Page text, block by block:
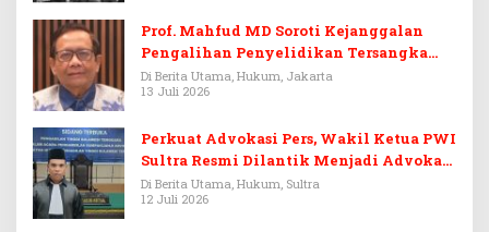
Prof. Mahfud MD Soroti Kejanggalan
Pengalihan Penyelidikan Tersangka
Febrie Adriansyah
Di Berita Utama, Hukum, Jakarta
13 Juli 2026
Perkuat Advokasi Pers, Wakil Ketua PWI
Sultra Resmi Dilantik Menjadi Advokat
PERADI
Di Berita Utama, Hukum, Sultra
12 Juli 2026